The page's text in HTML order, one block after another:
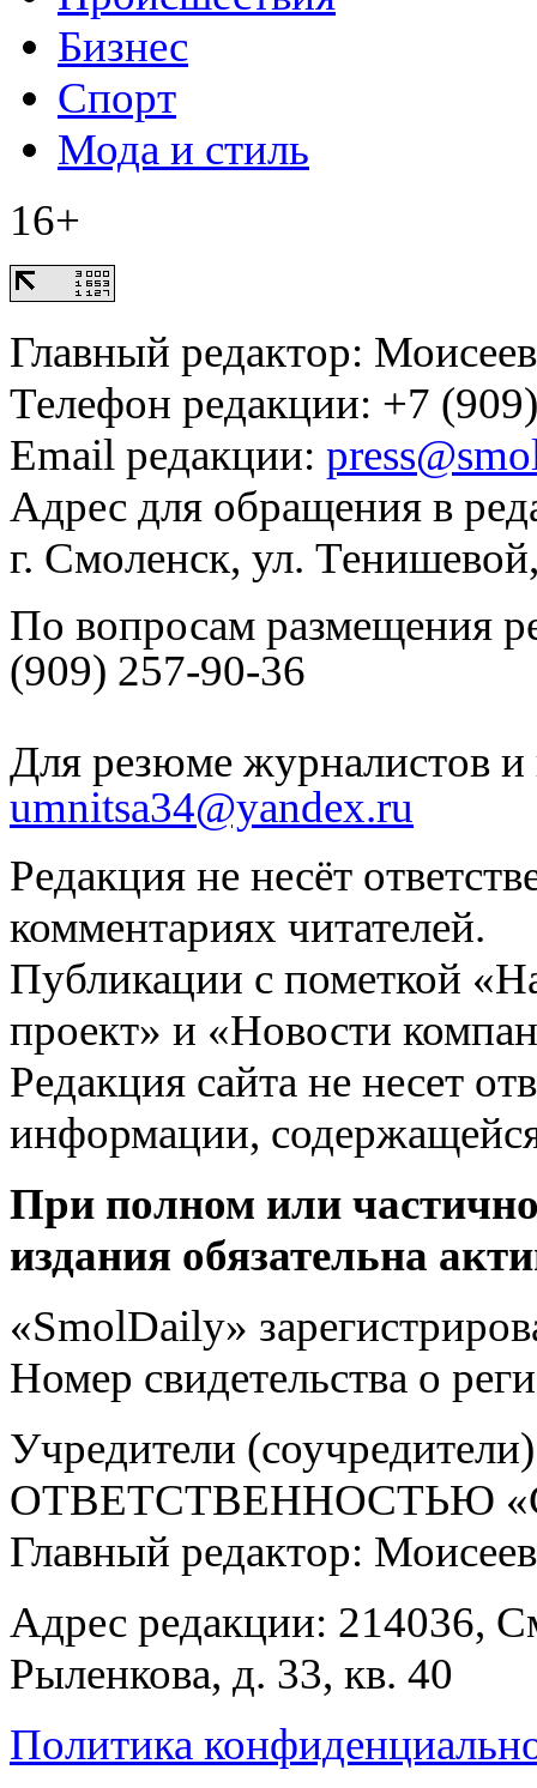
Бизнес
Спорт
Мода и стиль
16+
Главный редактор:
Телефон редакции: +7
Email редакции:
Адрес для обращения в
г. Смоленск, ул.
По вопросам размещения
(909) 257-90-36
Для резюме журналистов и
umnitsa34@yandex.ru
Редакция не несёт
комментариях читателей.
Публикации с пометкой
проект» и «Новости
Редакция сайта не несет
информации,
При полном или
издания обязательна
«SmolDaily»
Номер свидетельства о
Учредители
ОТВЕТСТВЕННОСТЬЮ
Главный редактор:
Адрес редакции: 214036,
Рыленкова, д. 33, кв. 40
Политика